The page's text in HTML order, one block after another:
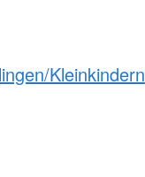
Kleinkindern